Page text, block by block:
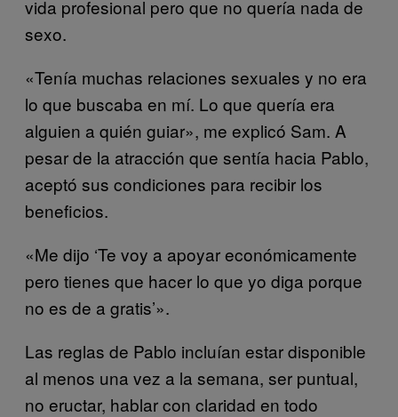
vida profesional pero que no quería nada de
sexo.
«Tenía muchas relaciones sexuales y no era
lo que buscaba en mí. Lo que quería era
alguien a quién guiar», me explicó Sam. A
pesar de la atracción que sentía hacia Pablo,
aceptó sus condiciones para recibir los
beneficios.
«Me dijo ‘Te voy a apoyar económicamente
pero tienes que hacer lo que yo diga porque
no es de a gratis’».
Las reglas de Pablo incluían estar disponible
al menos una vez a la semana, ser puntual,
no eructar, hablar con claridad en todo